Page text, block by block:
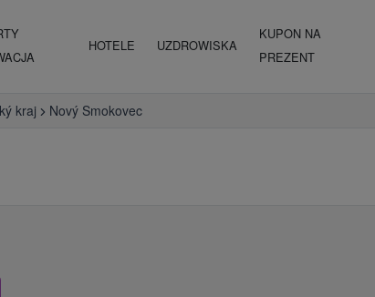
HOTELE UZDROWISKA
KUPON NA
PREZENT
kraj Nový Smokovec